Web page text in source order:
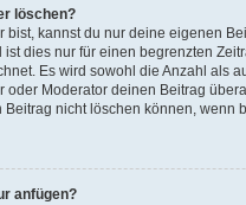
löschen?
kannst du nur deine eigenen
dies nur für einen begrenzten
Es wird sowohl die Anzahl als
oder Moderator deinen Beitrag
nicht löschen können, wenn
anfügen?